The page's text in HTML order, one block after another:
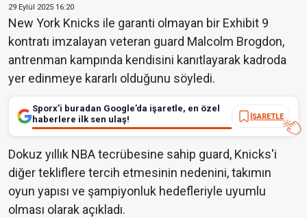
29 Eylül 2025 16:20
New York Knicks ile garanti olmayan bir Exhibit 9
kontratı imzalayan veteran guard Malcolm Brogdon,
antrenman kampında kendisini kanıtlayarak kadroda
yer edinmeye kararlı olduğunu söyledi.
Sporx’i buradan Google’da işaretle, en özel
haberlere ilk sen ulaş!
İŞARETLE
Dokuz yıllık NBA tecrübesine sahip guard, Knicks'i
diğer tekliflere tercih etmesinin nedenini, takımın
oyun yapısı ve şampiyonluk hedefleriyle uyumlu
olması olarak açıkladı.